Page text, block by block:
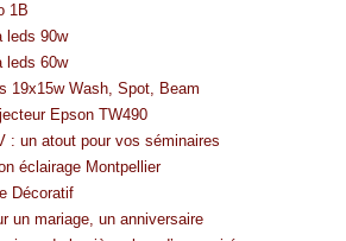
1B
leds 90w
leds 60w
19x15w Wash, Spot, Beam
Epson TW490
: un atout pour vos séminaires
éclairage Montpellier
Décoratif
un mariage, un anniversaire